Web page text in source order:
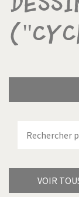
VOIR
Bye Biden!